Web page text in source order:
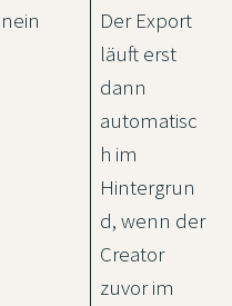
nein
Der Export
läuft erst
dann
automatisc
h im
Hintergrun
d, wenn der
Creator
zuvor im